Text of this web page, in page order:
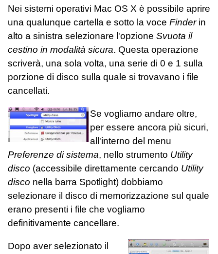
Nei sistemi operativi Mac OS X è possibile aprire
una qualunque cartella e sotto la voce Finderin
alto a sinistra selezionare l'opzione Svuota il
cestino in modalità sicura. Questa operazione
scriverà, una sola volta, una serie di 0 e 1 sulla
porzione di disco sulla quale si trovavano i file
cancellati.
Se vogliamo andare oltre,
per essere ancora più sicuri,
all'interno del menu
Preferenze di sistema, nello strumento Utility
disco (accessibile direttamente cercando Utility
disco nella barra Spotlight) dobbiamo
selezionare il disco di memorizzazione sul quale
erano presenti i file che vogliamo
definitivamente cancellare.
Dopo aver selezionato il